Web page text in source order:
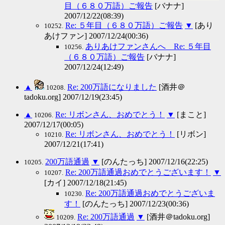
目（６８０万語）ご報告 [バナナ]
2007/12/22(08:39)
10252. Re: ５年目（６８０万語）ご報告 ▼ [あり
あけファン] 2007/12/24(00:36)
10256. ありあけファンさんへ Re: ５年目
（６８０万語）ご報告 [バナナ]
2007/12/24(12:49)
▲ 10208. Re: 200万語になりました [酒井＠
tadoku.org] 2007/12/19(23:45)
▲ 10206. Re: リボンさん、おめでとう！ ▼ [まこと]
2007/12/17(00:05)
10210. Re: リボンさん、おめでとう！
[リボン]
2007/12/21(17:41)
10205. 200万語通過 ▼ [のんたっち] 2007/12/16(22:25)
10207. Re: 200万語通過おめでとうございます！
▼
[カイ] 2007/12/18(21:45)
10230. Re: 200万語通過おめでとうございま
す！
[のんたっち] 2007/12/23(00:36)
10209. Re: 200万語通過 ▼ [酒井＠tadoku.org]